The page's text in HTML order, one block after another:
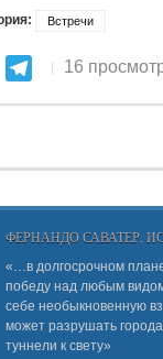
Встречи
VK Telegram
16
ФЕРНАНДО САВАТЕР,
«…в долгосрочном
победу над любым
себе необыкновенную
может разрушать
туннели к свету»